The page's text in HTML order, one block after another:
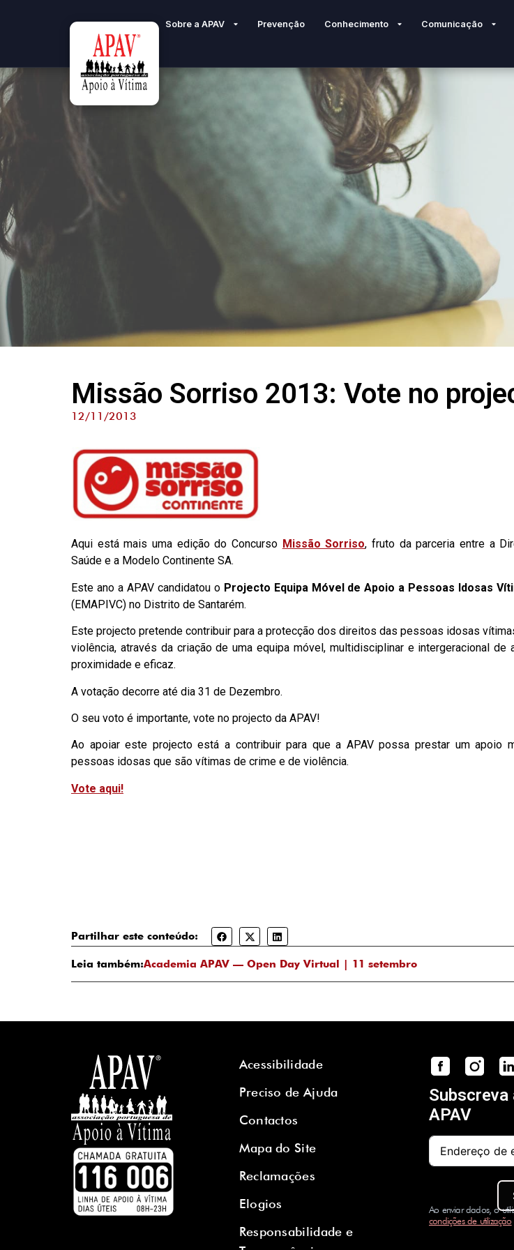
Sobre a APAV Prevenção Conhecimento Comunicação
Missão Sorriso 2013: Vote no
12/11/2013
Aqui está mais uma edição do Concurso Missão Sorriso, fruto da parceria entre a
Saúde e a Modelo Continente SA.
Este ano a APAV candidatou o Projecto Equipa Móvel de Apoio a Pessoas Idosas
(EMAPIVC) no Distrito de Santarém.
Este projecto pretende contribuir para a protecção dos direitos das pessoas idosas
violência, através da criação de uma equipa móvel, multidisciplinar e intergeracional de
proximidade e eficaz.
A votação decorre até dia 31 de Dezembro.
O seu voto é importante, vote no projecto da APAV!
Ao apoiar este projecto está a contribuir para que a APAV possa prestar um apoio
pessoas idosas que são vítimas de crime e de violência.
Vote aqui!
Partilhar este conteúdo:
Leia também:Academia APAV — Open Day Virtual | 11 setembro
Acessibilidade
Preciso de Ajuda
Contactos
Mapa do Site
Reclamações
Elogios
Responsabilidade e
APAV
Ao enviar dados, o
condições de utilização